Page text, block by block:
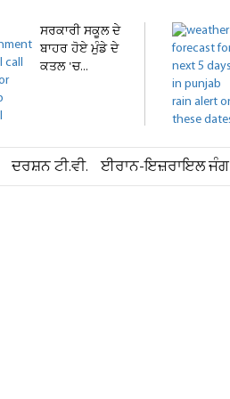
ਸਰਕਾਰੀ ਸਕੂਲ ਦੇ
ਬਾਹਰ ਹੋਏ ਮੁੰਡੇ ਦੇ
ਕਤਲ 'ਚ...
ਦਰਸ਼ਨ ਟੀ.ਵੀ. ਈਰਾਨ-ਇਜ਼ਰਾਇਲ ਜੰਗ